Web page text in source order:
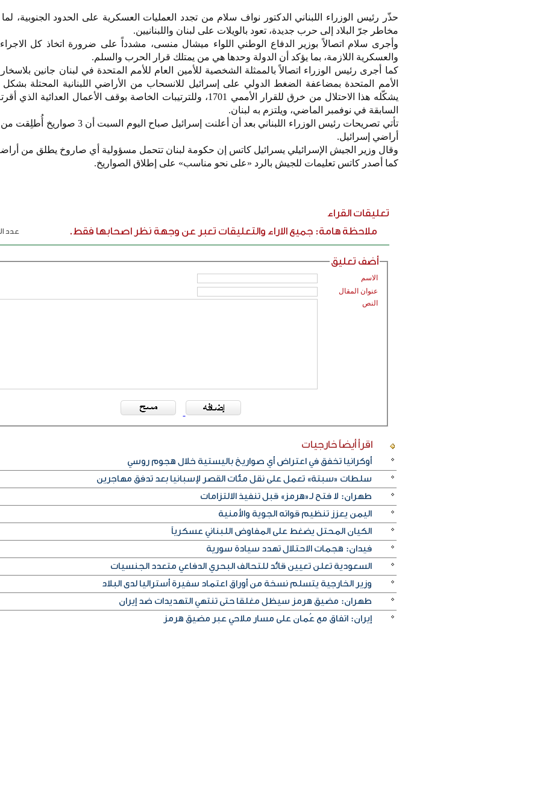
حذّر رئيس الوزراء اللبناني الدكتور نواف سلام من تجدد العمليات العسكرية على الحدود الجنوبية،
مخاطر جرّ البلاد إلى حرب جديدة، تعود بالويلات على لبنان واللبنانيين.
وأجرى سلام اتصالاً بوزير الدفاع الوطني اللواء ميشال منسى، مشدداً على ضرورة اتخاذ كل
والعسكرية اللازمة، بما يؤكد أن الدولة وحدها هي من يمتلك قرار الحرب والسلم.
كما أجرى رئيس الوزراء اتصالاً بالممثلة الشخصية للأمين العام للأمم المتحدة في لبنان جانين
الأمم المتحدة بمضاعفة الضغط الدولي على إسرائيل للانسحاب من الأراضي اللبنانية المحتلة بشكل
يشكّله هذا الاحتلال من خرق للقرار الأممي 1701، وللترتيبات الخاصة بوقف الأعمال العدائية
السابقة في نوفمبر الماضي، ويلتزم به لبنان.
تأتي تصريحات رئيس الوزراء اللبناني بعد أن أعلنت إسرائيل صباح
أراضي إسرائيل.
وقال وزير الجيش الإسرائيلي يسرائيل كاتس إن حكومة لبنان تتحمل مسؤولية أي صاروخ يطلق من
كما أصدر كاتس تعليمات للجيش بالرد «على نحو مناسب» على إطلاق الصواريخ.
تعليقات القراء
ملاحظة هامة: جميع الاراء والتعليقات تعبر عن وجهة نظر اصحابها فقط.
عدد
أضف تعليق
الاسم
عنوان المقال
النص
اقرأ أيضاًخارجيات
أوكرانيا تخفق في اعتراض أي صواريخ باليستية خلال هجوم روسي
سلطات «سبتة» تعمل على نقل مئات القصر لإسبانيا بعد تدفق مهاجرين
طهران: لا فتح لـ«هرمز» قبل تنفيذ الالتزامات
اليمن يعزز تنظيم قواته الجوية والأمنية
الكيان المحتل يضغط على المفاوض اللبناني عسكرياً
فيدان: هجمات الاحتلال تهدد سيادة سورية
السعودية تعلن تعيين قائد للتحالف البحري الدفاعي متعدد الجنسيات
وزير الخارجية يتسلم نسخة من أوراق اعتماد سفيرة أستراليا لدى البلاد
طهران: مضيق هرمز سيظل مغلقا حتى تنتهي التهديدات ضد إيران
إيران: اتفاق مع عُمان على مسار ملاحي عبر مضيق هرمز